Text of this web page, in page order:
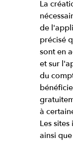
La
de
précisé
sont en
et sur
du
à
Les
ainsi